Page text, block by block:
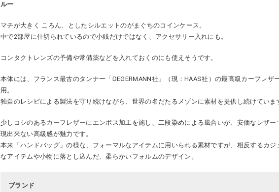
ルー
マチが大きく ころん、としたシルエットのがまぐちのコインケース。
中で2部屋に仕切られているので小銭だけではなく、アクセサリー入れにも。
コンタクトレンズの予備や常備薬などを入れておくのにも使えそうです。
本体には、フランス最古のタンナー「DEGERMANN社」（現：HAAS社）の最高級カーフレザ
用。
独自のレシピによる製法を守り続けながら、世界の名だたるメゾンに素材を提供し続けていま
少しコシのあるカーフレザーにエンボス加工を施し、二段染めによる風合いが、安価なレザー
現出来ない高級感が魅力です。
本来「ハンドバッグ」の様な、フォーマルなアイテムに用いられる素材ですが、相反するカジ
なアイテムや小物に落とし込んだ、柔らかいフォルムのデザイン。
ブランド